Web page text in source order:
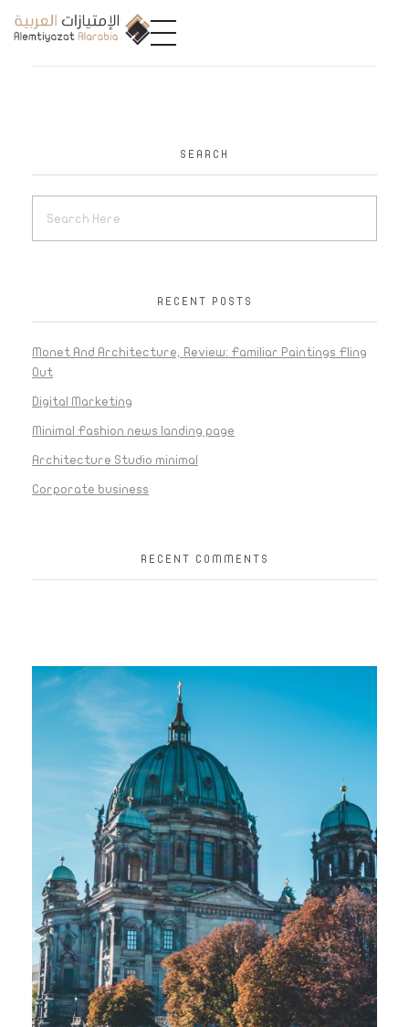
SEARCH
RECENT POSTS
Monet And Architecture, Review: Familiar Paintings Fling
Out
Digital Marketing
Minimal Fashion news landing page
Architecture Studio minimal
Corporate business
RECENT COMMENTS